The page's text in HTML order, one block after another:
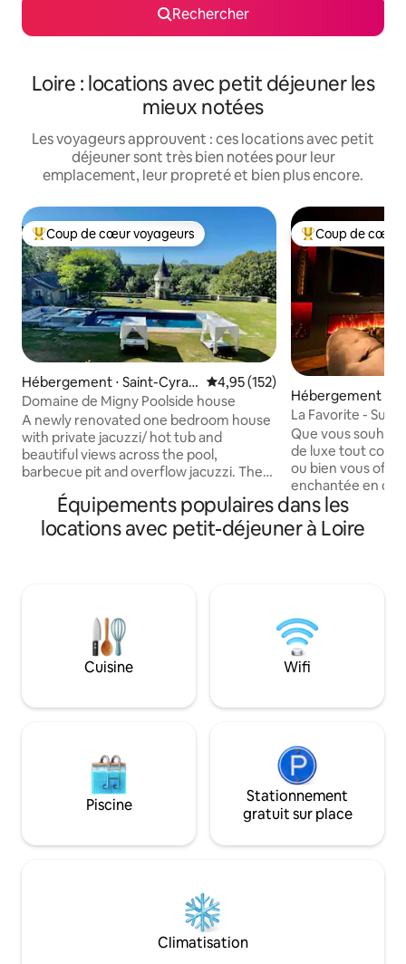
Rechercher
Loire : locations avec petit déjeuner les
mieux notées
Les voyageurs approuvent : ces locations avec petit
déjeuner sont très bien notées pour leur
emplacement, leur propreté et bien plus encore.
Coups de cœur voyageurs les plus appréciés
Coup de cœur voyageurs
Hébergement ⋅ Saint-Cyran
-du-Jambot
Évaluation moyenne sur la
4,95 (152)
Domaine de Migny Poolside house
A newly renovated one bedroom house
with private jacuzzi/ hot tub and
beautiful views across the pool,
barbecue pit and overflow jacuzzi. The
pool is shared with 1 other small rentals.
Situated on the site of a 15th Century
chateau and stud farm in 40 acres of
beautiful countryside and lovely walks.
to provide for 2 additional guests.
Coups de cœur
Coup de cœur
Hébergement ⋅
x
La Favorite -
Que vous
de luxe tout
ou bien vous
enchantée en
La Favorite !
m2, alliant
tranquillité, avec
électrique sont à
Offrez-vous une
dans ce cocon !
Équipements populaires dans les
locations avec petit-déjeuner à Loire
Cuisine Wifi
Piscine
Stationnement
gratuit sur place
Climatisation